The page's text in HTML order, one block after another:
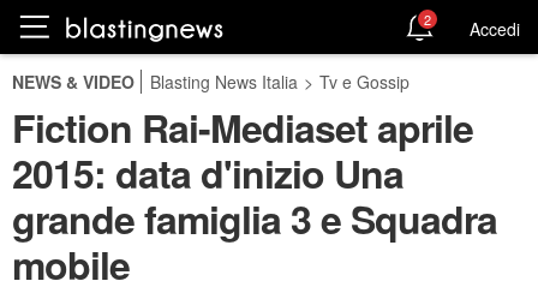
2 Accedi
NEWS & VIDEO Blasting News Italia > Tv e Gossip
Fiction Rai-Mediaset aprile
2015: data d'inizio Una
grande famiglia 3 e Squadra
mobile